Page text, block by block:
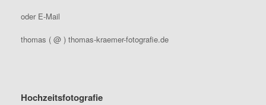
oder E-Mail
thomas ( @ ) thomas-kraemer-fotografie.de
Hochzeitsfotografie